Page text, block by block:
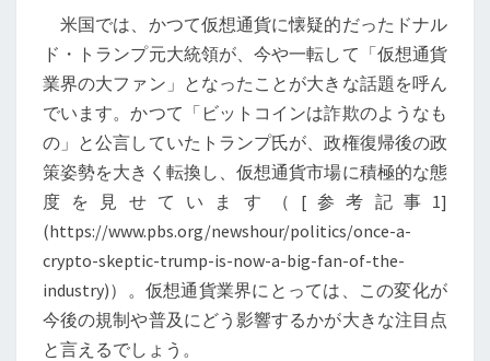
想
通
貨
政
策
転
換
と
ビ
ッ
ト
米国では、かつて仮想通貨に懐疑的だったドナル
ド・トランプ元大統領が、今や一転して「仮想通貨
業界の大ファン」となったことが大きな話題を呼ん
でいます。かつて「ビットコインは詐欺のようなも
の」と公言していたトランプ氏が、政権復帰後の政
策姿勢を大きく転換し、仮想通貨市場に積極的な態
度を見せています（[参考記事1]
(https://www.pbs.org/newshour/politics/once-a-
crypto-skeptic-trump-is-now-a-big-fan-of-the-
industry)）。仮想通貨業界にとっては、この変化が
今後の規制や普及にどう影響するかが大きな注目点
と言えるでしょう。